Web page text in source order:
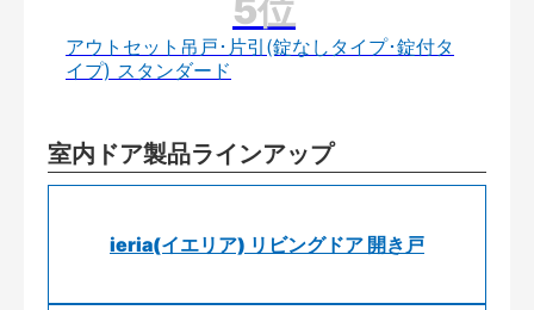
アウトセット吊戸･片引(錠なしタイプ･錠付タ
イプ) スタンダード
室内ドア製品ラインアップ
ieria(イエリア) リビングドア 開き戸